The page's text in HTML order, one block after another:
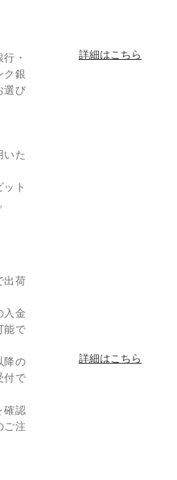
・
ク銀
選び
いた
ト
詳細はこちら
出荷
入金
能で
降の
付で
確認
ご注
詳細はこちら